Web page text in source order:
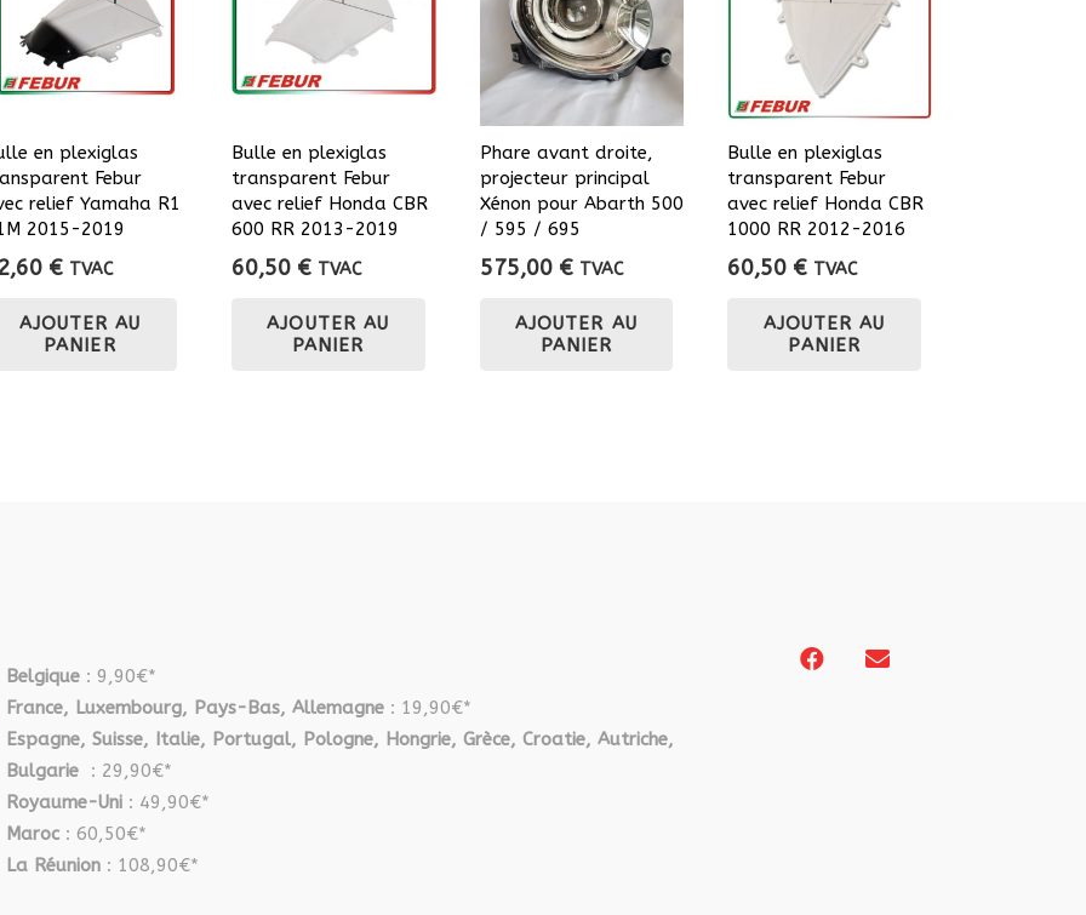
en plexiglas
Febur
relief Yamaha R1
2015-2019
€ TVAC
AJOUTER AU
PANIER
Bulle en plexiglas
transparent Febur
avec relief Honda CBR
600 RR 2013-2019
60,50 € TVAC
AJOUTER AU
PANIER
Phare avant droite,
projecteur principal
Xénon pour Abarth 500
/ 595 / 695
575,00 € TVAC
AJOUTER AU
PANIER
Bulle en plexiglas
transparent Febur
avec relief Honda CBR
1000 RR 2012-2016
60,50 € TVAC
AJOUTER AU
PANIER
Belgique : 9,90€*
France, Luxembourg, Pays-Bas, Allemagne : 19,90€*
Espagne, Suisse, Italie, Portugal, Pologne, Hongrie, Grèce, Croatie, Autriche,
Bulgarie
: 29,90€*
Royaume-Uni : 49,90€*
Maroc : 60,50€*
La Réunion : 108,90€*